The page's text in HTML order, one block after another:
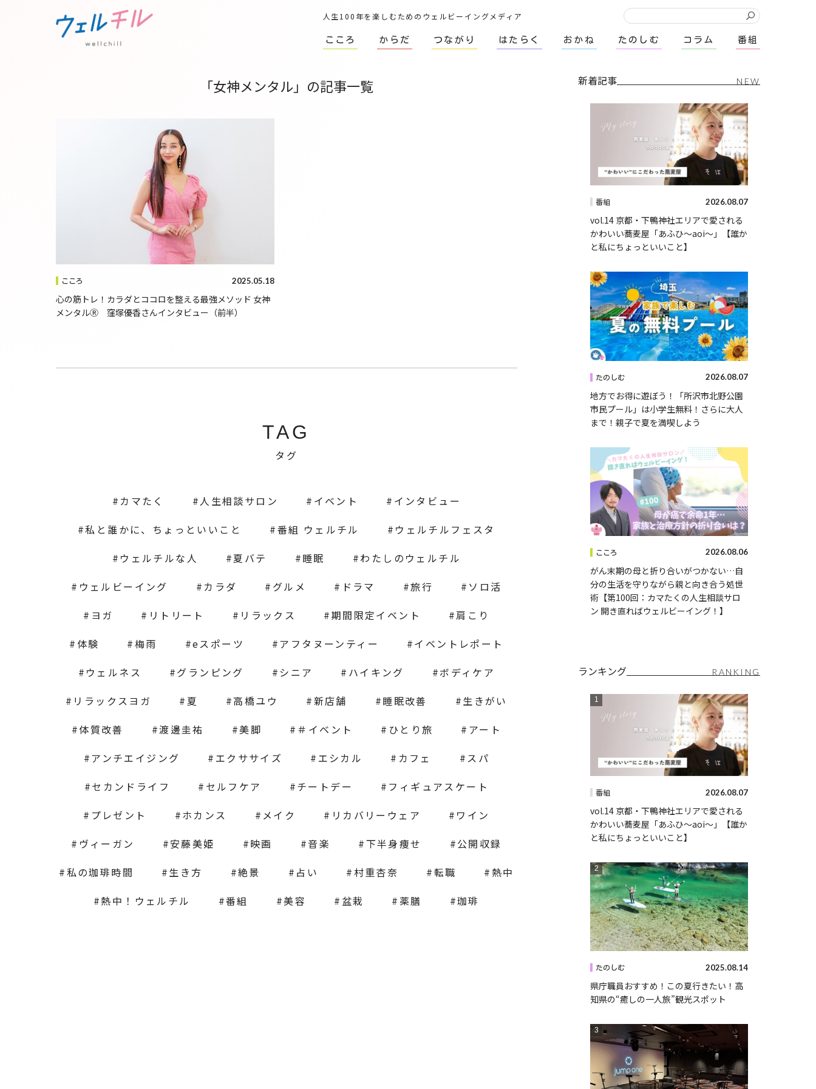
人生100年を楽しむためのウェルビーイングメディア
こころ からだ つながり はたらく おかね たのしむ コラム 番組
「女神メンタル」の記事一覧
こころ 2025.05.18
心の筋トレ！カラダとココロを整える最強メソッド 女神
メンタルⓇ 窪塚優香さんインタビュー（前半）
TAG
タグ
カマたく 人生相談サロン イベント
インタビュー
私と誰かに、ちょっといいこと
番組 ウェルチル
ウェルチルフェスタ
ウェルチルな人
夏バテ 睡眠
わたしのウェルチル
ウェルビーイング
カラダ グルメ ドラマ 旅行
ソロ活
ヨガ
リトリート リラックス 期間限定イベント
肩こり
体験
梅雨 eスポーツ アフタヌーンティー
イベントレポート
ウェルネス
グランピング シニア ハイキング
ボディケア
リラックスヨガ
夏 高橋ユウ 新店舗 睡眠改善
生きがい
体質改善
渡邊圭祐 美脚 ＃イベント ひとり旅
アート
アンチエイジング
エクササイズ エシカル カフェ
スパ
セカンドライフ
セルフケア チートデー
フィギュアスケート
プレゼント
ホカンス メイク リカバリーウェア
ワイン
ヴィーガン
安藤美姫 映画 音楽 下半身痩せ
公開収録
私の珈琲時間
生き方 絶景 占い 村重杏奈 転職
熱中
熱中！ウェルチル
番組 美容 盆栽 薬膳 珈琲
新着記事 NEW
番組 2026.08.07
vol.14 京都・下鴨神社エリアで愛される
かわいい蕎麦屋「あふひ〜aoi〜」【誰か
と私にちょっといいこと】
たのしむ 2026.08.07
地方でお得に遊ぼう！「所沢市北野公園
市民プール」は小学生無料！さらに大人
まで！親子で夏を満喫しよう
こころ 2026.08.06
がん末期の母と折り合いがつかない…自
分の生活を守りながら親と向き合う処世
術【第100回：カマたくの人生相談サロ
ン 開き直ればウェルビーイング！】
ランキング RANKING
番組 2026.08.07
vol.14 京都・下鴨神社エリアで愛される
かわいい蕎麦屋「あふひ〜aoi〜」【誰か
と私にちょっといいこと】
たのしむ 2025.08.14
県庁職員おすすめ！この夏行きたい！高
知県の“癒しの一人旅”観光スポット